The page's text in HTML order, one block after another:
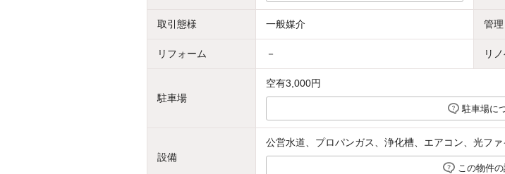
取引態様 一般媒介 管理
リフォーム － リ
駐車場
空有3,000円
駐車場に
設備
公営水道、プロパンガス、浄化槽、エアコン、光フ
この物件